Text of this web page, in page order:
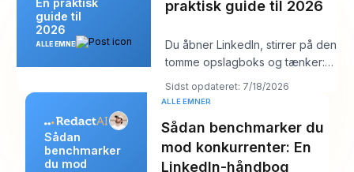
En praktisk
guide til
2026
ALLE EMNER
praktisk guide til 2026
Du åbner LinkedIn, stirrer på den
tomme opslagboks og tænker:
“Hvad går min målgruppe
egentlig op i
Sidst opdateret: 7/18/2026
Sådan
benchmarker
du mod
ALLE EMNER
Sådan benchmarker du
mod konkurrenter: En
LinkedIn-håndbog